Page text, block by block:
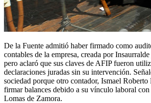
De la Fuente admitió haber firmado como
contables de la empresa, creada por
pero aclaró que sus claves de AFIP fueron
declaraciones juradas sin su intervención.
sociedad porque otro contador, Ismael
firmar balances debido a su vínculo laboral
Lomas de Zamora.